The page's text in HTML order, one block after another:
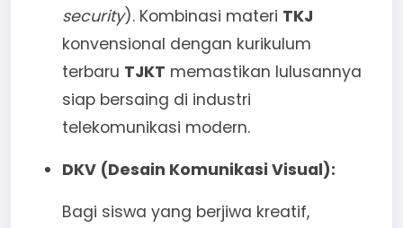
security). Kombinasi materi TKJ
konvensional dengan kurikulum
terbaru TJKT memastikan lulusannya
siap bersaing di industri
telekomunikasi modern.
DKV (Desain Komunikasi Visual):
Bagi siswa yang berjiwa kreatif,